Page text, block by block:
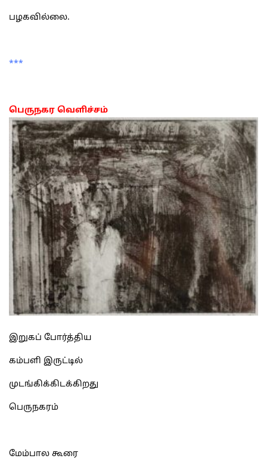
பழகவில்லை.
***
பெருநகர வெளிச்சம்
இறுகப் போர்த்திய
கம்பளி இருட்டில்
முடங்கிக்கிடக்கிறது
பெருநகரம்
மேம்பால கூரை